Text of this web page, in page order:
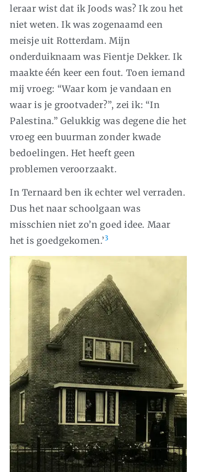
leraar wist dat ik Joods was? Ik zou het
niet weten. Ik was zogenaamd een
meisje uit Rotterdam. Mijn
onderduiknaam was Fientje Dekker. Ik
maakte één keer een fout. Toen iemand
mij vroeg: “Waar kom je vandaan en
waar is je grootvader?”, zei ik: “In
Palestina.” Gelukkig was degene die het
vroeg een buurman zonder kwade
bedoelingen. Het heeft geen
problemen veroorzaakt.
In Ternaard ben ik echter wel verraden.
Dus het naar schoolgaan was
misschien niet zo’n goed idee. Maar
het is goedgekomen.’3